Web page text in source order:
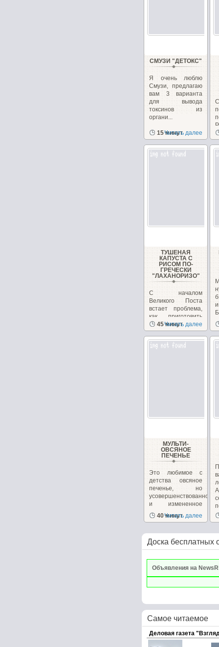
СМУЗИ "ДЕТОКС"
Я очень люблю
Смузи, предлагаю
вам 3 варианта
для вывода
токсинов из
органи...
15 минут
Читать далее
ТУШЕНАЯ
КАПУСТА С
РИСОМ ПО-
ГРЕЧЕСКИ
"ЛАХАНОРИЗО"
С началом
Великого Поста
встает проблема,
как приготовить
вкусные и
питательные...
45 минут
Читать далее
МУЛЬТИ-
ОВСЯНОЕ
ПЕЧЕНЬЕ
Это любимое с
детства овсяное
печенье, но
усовершенствованное
и измененное
для...
40 минут
Читать далее
Доска бесплатных
Объявления на
Самое читаемое